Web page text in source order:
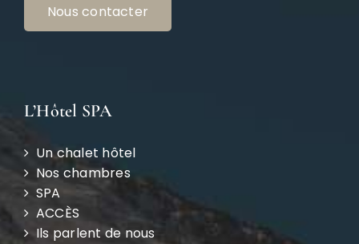
Nous contacter
L’Hôtel SPA
Un chalet hôtel
Nos chambres
SPA
ACCÈS
Ils parlent de nous